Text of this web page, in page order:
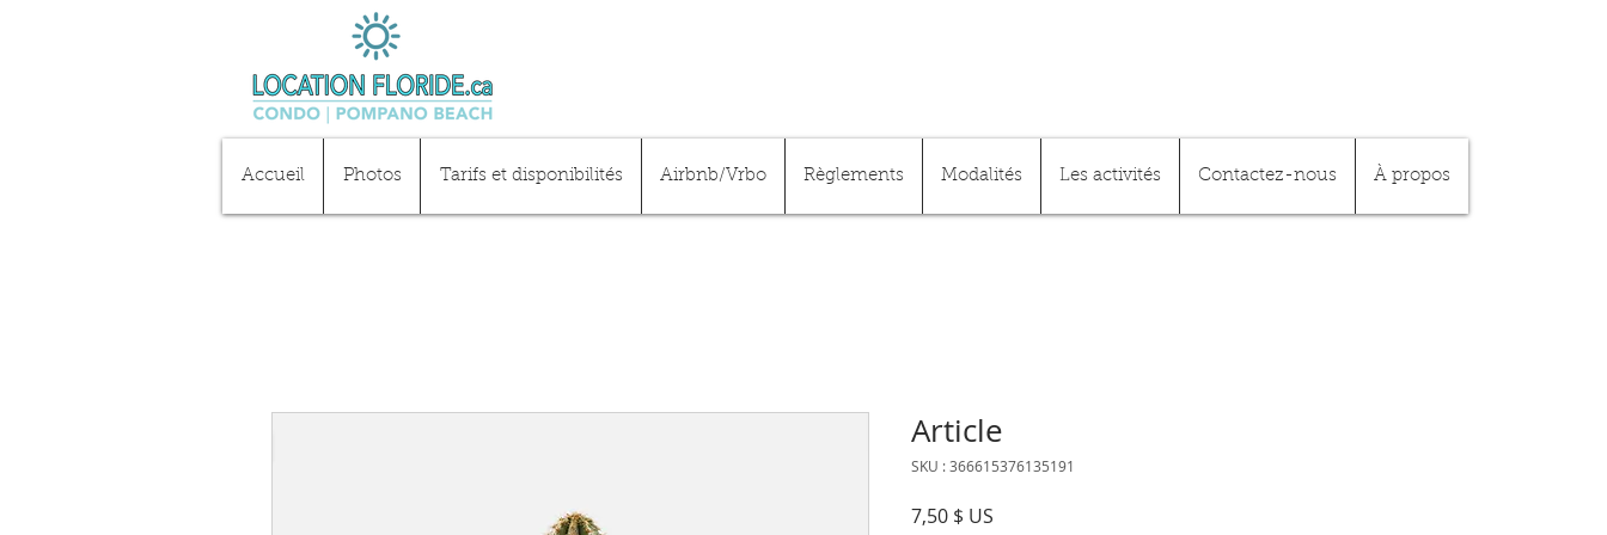
Accueil Photos Tarifs et disponibilités Airbnb/Vrbo Règlements Modalités Les activités Contactez-nous À propos
Article
SKU : 366615376135191
7,50 $ US